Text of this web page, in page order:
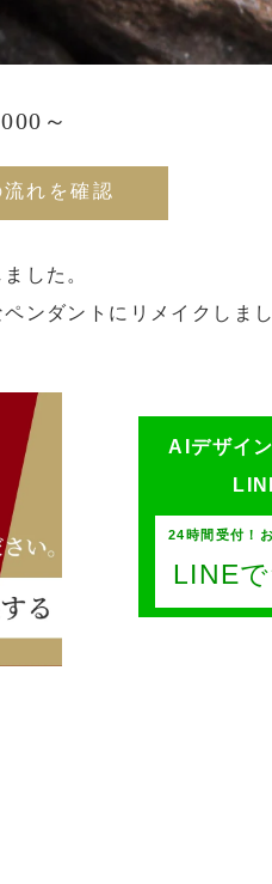
～
れを確認
した。
ンダントにリメイクしま
AIデザイ
24時間受付！
LINE